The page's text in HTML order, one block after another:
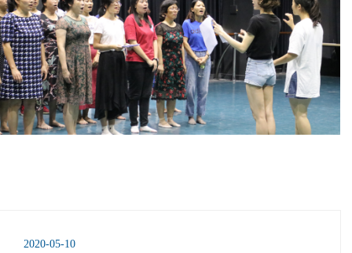
2020-05-10